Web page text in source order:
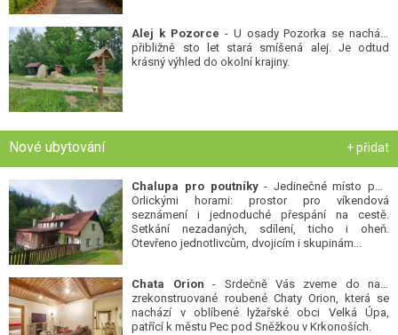
Alej k Pozorce - U osady Pozorka se nachází
přibližně sto let stará smíšená alej. Je odtud
krásný výhled do okolní krajiny.
Nové ubytování + přidat
Chalupa pro poutníky- Jedinečné místo pod
Orlickými horami: prostor pro víkendová
seznámení i jednoduché přespání na cestě.
Setkání nezadaných, sdílení, ticho i oheň.
Otevřeno jednotlivcům, dvojicím i skupinám...
Chata Orion - Srdečně Vás zveme do naší
zrekonstruované roubené Chaty Orion, která se
nachází v oblíbené lyžařské obci Velká Úpa,
patřící k městu Pec pod Sněžkou v Krkonoších.